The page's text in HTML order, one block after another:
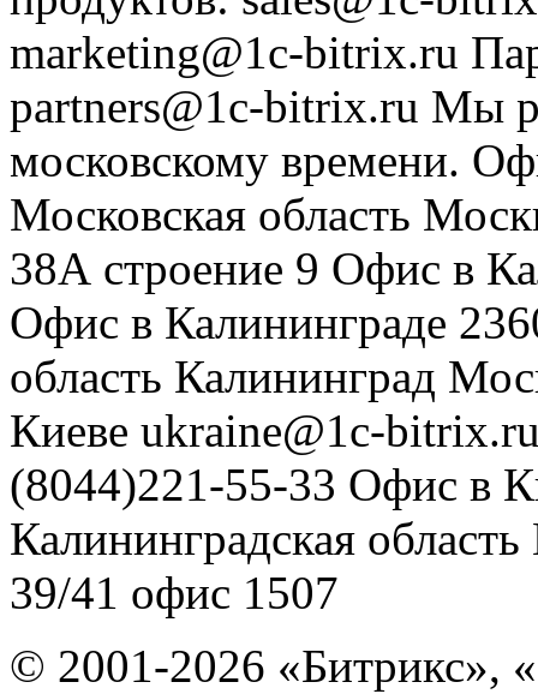
marketing@1c-bitrix.ru
partners@1c-bitrix.ru Мы
московскому времени.
Московская область
38А строение 9 Офис в
Офис в Калининграде
область Калининград
Киеве ukraine@1c-
(8044)221-55-33 Офис в
Калининградская область
39/41 офис 1507
© 2001-2026 «Битрикс»,